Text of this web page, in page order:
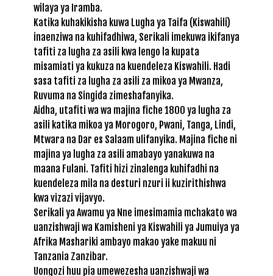
wilaya ya Iramba.
Katika kuhakikisha kuwa Lugha ya Taifa (Kiswahili)
inaenziwa na kuhifadhiwa, Serikali imekuwa ikifanya
tafiti za lugha za asili kwa lengo la kupata
misamiati ya kukuza na kuendeleza Kiswahili. Hadi
sasa tafiti za lugha za asili za mikoa ya Mwanza,
Ruvuma na Singida zimeshafanyika.
Aidha, utafiti wa wa majina fiche 1800 ya lugha za
asili katika mikoa ya Morogoro, Pwani, Tanga, Lindi,
Mtwara na Dar es Salaam ulifanyika. Majina fiche ni
majina ya lugha za asili amabayo yanakuwa na
maana Fulani. Tafiti hizi zinalenga kuhifadhi na
kuendeleza mila na desturi nzuri ii kuzirithishwa
kwa vizazi vijavyo.
Serikali ya Awamu ya Nne imesimamia mchakato wa
uanzishwaji wa Kamisheni ya Kiswahili ya Jumuiya ya
Afrika Mashariki ambayo makao yake makuu ni
Tanzania Zanzibar.
Uongozi huu pia umewezesha uanzishwaji wa